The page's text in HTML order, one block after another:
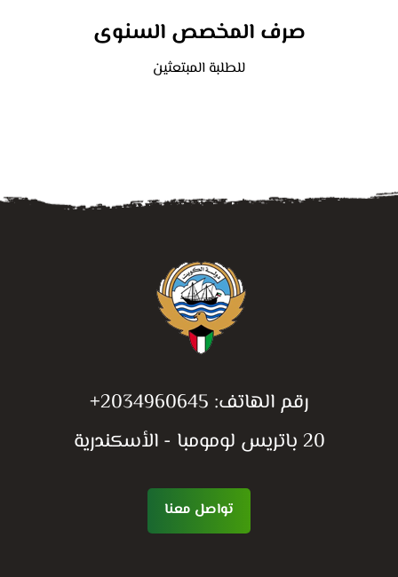
صرف المخصص السنوى
للطلبة المبتعثين
رقم الهاتف: +2034960645
20 باتريس لومومبا - الأسكندرية
تواصل معنا